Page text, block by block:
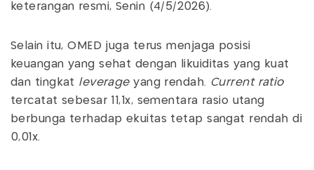
keterangan resmi, Senin (4/5/2026).
Selain itu, OMED juga terus menjaga posisi
keuangan yang sehat dengan likuiditas yang kuat
dan tingkat leverageyang rendah. Current ratio
tercatat sebesar 11,1x, sementara rasio utang
berbunga terhadap ekuitas tetap sangat rendah di
0,01x.